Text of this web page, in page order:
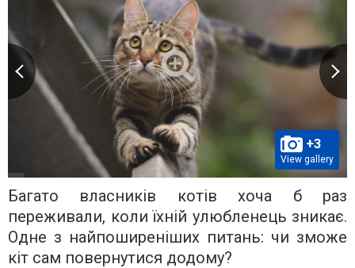
+3
View gallery
Багато власників котів хоча б раз
переживали, коли їхній улюбленець зникає.
Одне з найпоширеніших питань: чи зможе
кіт сам повернутися додому?